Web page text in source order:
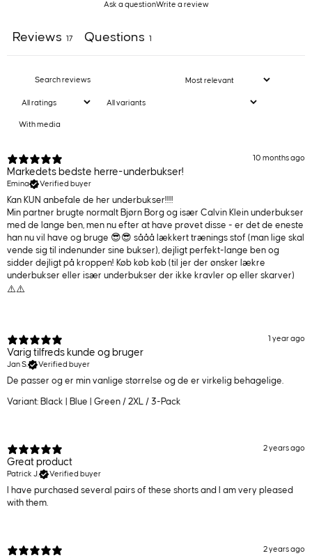
Ask a questionWrite a review
Reviews 17 Questions 1
With media
10 months ago
Markedets bedste herre-underbukser!
Emina Verified buyer
Kan KUN anbefale de her underbukser!!!!
Min partner brugte normalt Bjørn Borg og især Calvin Klein underbukser
med de lange ben, men nu efter at have prøvet disse - er det de eneste
han nu vil have og bruge 😎😎 sååå lækkert trænings stof (man lige skal
vende sig til indenunder sine bukser), dejligt perfekt-lange ben og
sidder dejligt på kroppen! Køb køb køb (til jer der ønsker lækre
underbukser eller især underbukser der ikke kravler op eller skarver)
⚠️⚠️
1 year ago
Varig tilfreds kunde og bruger
Jan S. Verified buyer
De passer og er min vanlige størrelse og de er virkelig behagelige.
Variant: Black | Blue | Green / 2XL / 3-Pack
2 years ago
Great product
Patrick J. Verified buyer
I have purchased several pairs of these shorts and I am very pleased
with them.
2 years ago